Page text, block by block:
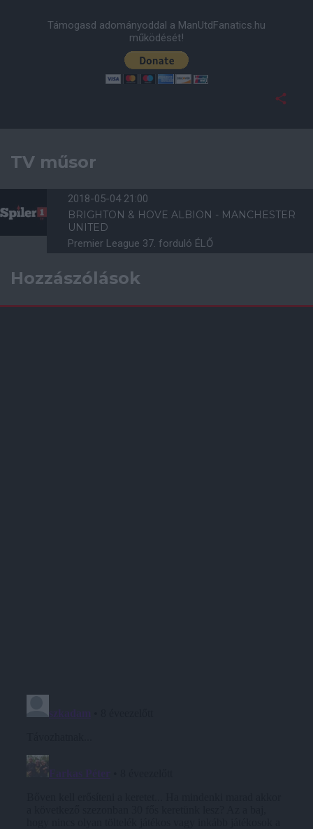
Támogasd adományoddal a ManUtdFanatics.hu
működését!
TV műsor
2018-05-04 21:00
BRIGHTON & HOVE ALBION - MANCHESTER
UNITED
Premier League 37. forduló ÉLŐ
Hozzászólások